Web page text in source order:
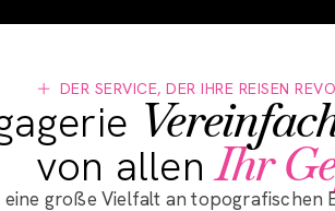
DER SERVICE, DER IHRE REISEN
von allen Ihr
eine große Vielfalt an